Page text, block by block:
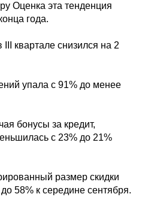
Оценка эта тенденция
года.
квартале снизился на 2
упала с 91% до менее
бонусы за кредит,
с 23% до 21%
размер скидки
58% к середине сентября.